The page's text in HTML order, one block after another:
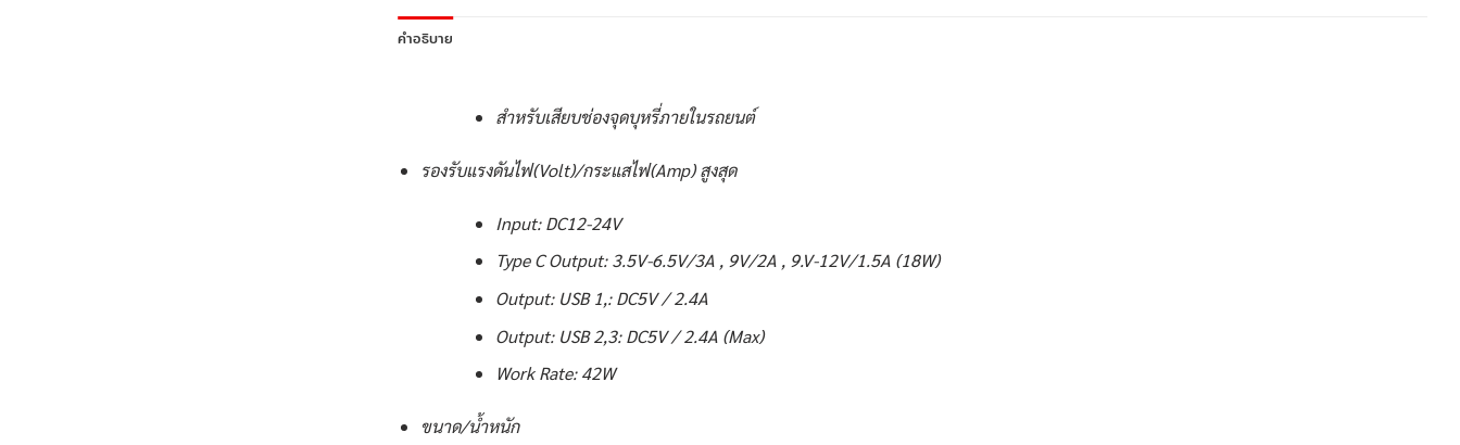
คำอธิบาย
สำหรับเสียบช่องจุดบุหรี่ภายในรถยนต์
รองรับแรงดันไฟ(Volt)/กระแสไฟ(Amp) สูงสุด
Input: DC12-24V
Type C Output: 3.5V-6.5V/3A , 9V/2A , 9.V-12V/1.5A (18W)
Output: USB 1,: DC5V / 2.4A
Output: USB 2,3: DC5V / 2.4A (Max)
Work Rate: 42W
ขนาด/น้ำหนัก